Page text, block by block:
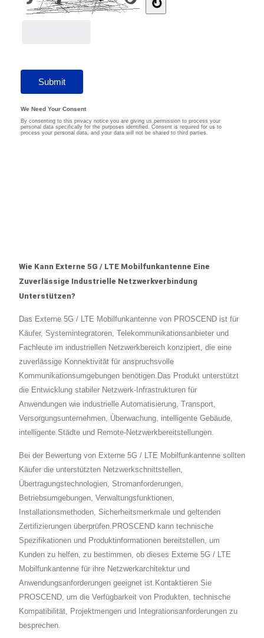
Wie Kann Externe 5G / LTE Mobilfunkantenne Eine
Zuverlässige Industrielle Netzwerkverbindung
Unterstützen?
Das Externe 5G / LTE Mobilfunkantenne von PROSCEND ist für
Käufer, Systemintegratoren, Telekommunikationsanbieter und
Fachleute im industriellen Netzwerkbereich konzipiert, die eine
zuverlässige Konnektivität für anspruchsvolle
Kommunikationsumgebungen benötigen.Das Produkt unterstützt
die Entwicklung stabiler Netzwerk-Infrastrukturen für
Anwendungen wie industrielle Automatisierung, Transport,
Versorgungsunternehmen, Überwachung, intelligente Gebäude,
intelligente Städte und Remote-Netzwerkbereitstellungen.
Bei der Bewertung von Externe 5G / LTE Mobilfunkantenne sollten
Käufer die unterstützten Netzwerkschnittstellen,
Übertragungstechnologien, Stromanforderungen,
Betriebsumgebungen, Verwaltungsfunktionen,
Installationsmethoden, Sicherheitsmerkmale und geltenden
Zertifizierungen überprüfen.PROSCEND kann technische
Spezifikationen und Produktinformationen bereitstellen, um
Kunden zu helfen, zu bestimmen, ob dieses Externe 5G / LTE
Mobilfunkantenne für ihre Netzwerkarchitektur und
Anwendungsanforderungen geeignet ist.Kontaktieren Sie
PROSCEND, um die Verfügbarkeit von Produkten, technische
Kompatibilität, Projektmengen und Integrationsanforderungen zu
besprechen.